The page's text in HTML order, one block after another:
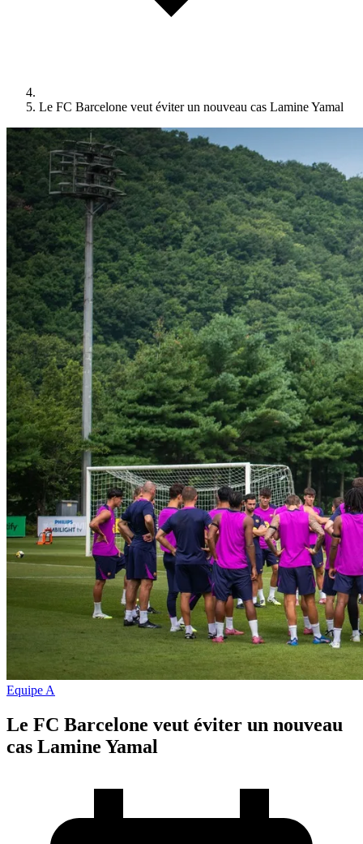
Le FC Barcelone veut éviter un nouveau cas Lamine Yamal
Equipe A
Le FC Barcelone veut éviter un nouveau
cas Lamine Yamal